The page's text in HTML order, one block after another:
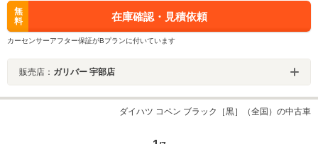
無
料
在庫確認・見積依頼
カーセンサーアフター保証がBプランに付いています
販売店： ガリバー 宇部店
ダイハツ コペン ブラック［黒］（全国）の中古車